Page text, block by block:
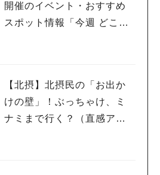
開催のイベント・おすすめ
スポット情報「今週 どこい
【北摂】北摂民の「お出か
けの壁」！ぶっちゃけ、ミ
ナミまで行く？（直感アン